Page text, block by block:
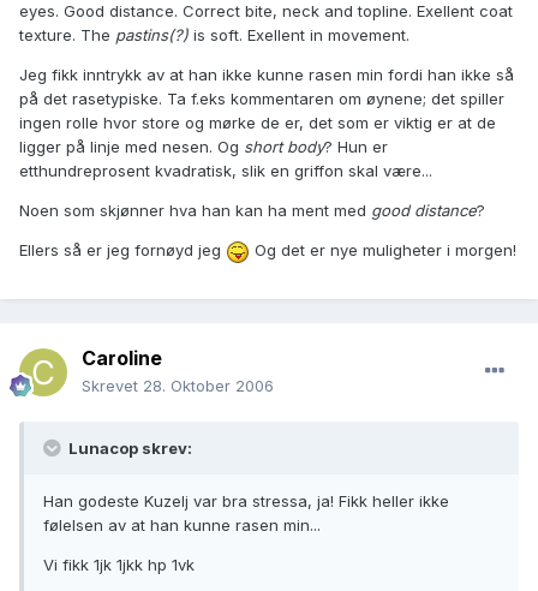
eyes. Good distance. Correct bite, neck and topline. Exellent coat
texture. The pastins(?) is soft. Exellent in movement.
Jeg fikk inntrykk av at han ikke kunne rasen min fordi han ikke så
på det rasetypiske. Ta f.eks kommentaren om øynene; det spiller
ingen rolle hvor store og mørke de er, det som er viktig er at de
ligger på linje med nesen. Og short body? Hun er
etthundreprosent kvadratisk, slik en griffon skal være...
Noen som skjønner hva han kan ha ment med good distance?
Ellers så er jeg fornøyd jeg Og det er nye muligheter i morgen!
Caroline
Skrevet 28. Oktober 2006
Lunacop skrev:
Han godeste Kuzelj var bra stressa, ja! Fikk heller ikke
følelsen av at han kunne rasen min...
Vi fikk 1jk 1jkk hp 1vk